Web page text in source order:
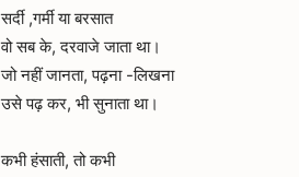
सर्दी ,गर्मी या बरसात
वो सब के, दरवाजे जाता था।
जो नहीं जानता, पढ़ना -लिखना
उसे पढ़ कर, भी सुनाता था।
कभी हंसाती, तो कभी